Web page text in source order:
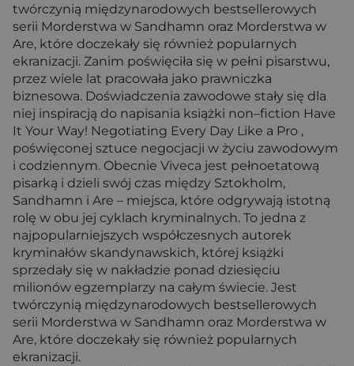
twórczynią międzynarodowych bestsellerowych
serii Morderstwa w Sandhamn oraz Morderstwa w
Are, które doczekały się również popularnych
ekranizacji. Zanim poświęciła się w pełni pisarstwu,
przez wiele lat pracowała jako prawniczka
biznesowa. Doświadczenia zawodowe stały się dla
niej inspiracją do napisania książki non–fiction Have
It Your Way! Negotiating Every Day Like a Pro ,
poświęconej sztuce negocjacji w życiu zawodowym
i codziennym. Obecnie Viveca jest pełnoetatową
pisarką i dzieli swój czas między Sztokholm,
Sandhamn i Are – miejsca, które odgrywają istotną
rolę w obu jej cyklach kryminalnych. To jedna z
najpopularniejszych współczesnych autorek
kryminałów skandynawskich, której książki
sprzedały się w nakładzie ponad dziesięciu
milionów egzemplarzy na całym świecie. Jest
twórczynią międzynarodowych bestsellerowych
serii Morderstwa w Sandhamn oraz Morderstwa w
Are, które doczekały się również popularnych
ekranizacji.